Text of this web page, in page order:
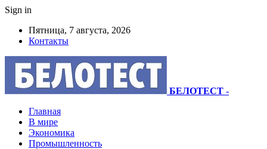
Sign in
Пятница, 7 августа, 2026
Контакты
БЕЛОТЕСТ -
Главная
В мире
Экономика
Промышленность